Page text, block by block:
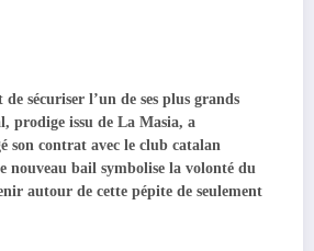
sécuriser l’un de ses plus grands
prodige issu de La Masia, a
son contrat avec le club catalan
nouveau bail symbolise la volonté du
autour de cette pépite de seulement